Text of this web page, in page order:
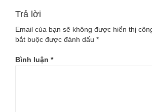
DAP-
BIANCHI(-
Trả lời
Email của bạn sẽ không được hiển thị
bắt buộc được đánh dấu *
Bình luận *